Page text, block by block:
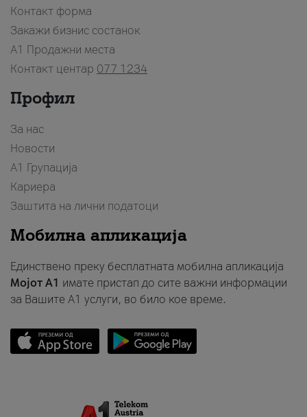
Контакт форма
Закажи бизнис состанок
A1 Продажни места
Контакт центар 077 1234
Профил
За нас
Новости
А1 Групација
Кариера
Заштита на лични податоци
Мобилна апликација
Единствено преку бесплатната мобилна апликација
Мојот A1 имате пристап до сите важни информации
за Вашите A1 услуги, во било кое време.